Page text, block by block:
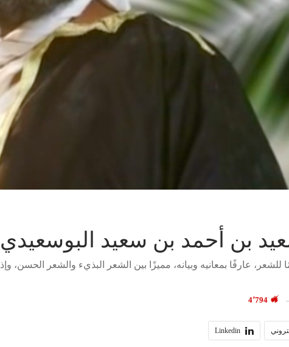
بن أحمد بن سعيد البوسعيدي
عارفًا بمعانيه وبيانه، مميزًا بين الشعر البذيء والشعر الحسن، وإذا
Linkedin